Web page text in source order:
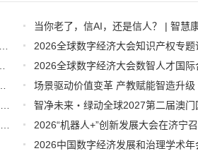
2026全球数字经济大会数智人才国
2026“机器人+”创新发展大会在济宁
2026中国数字经济发展和治理学术年